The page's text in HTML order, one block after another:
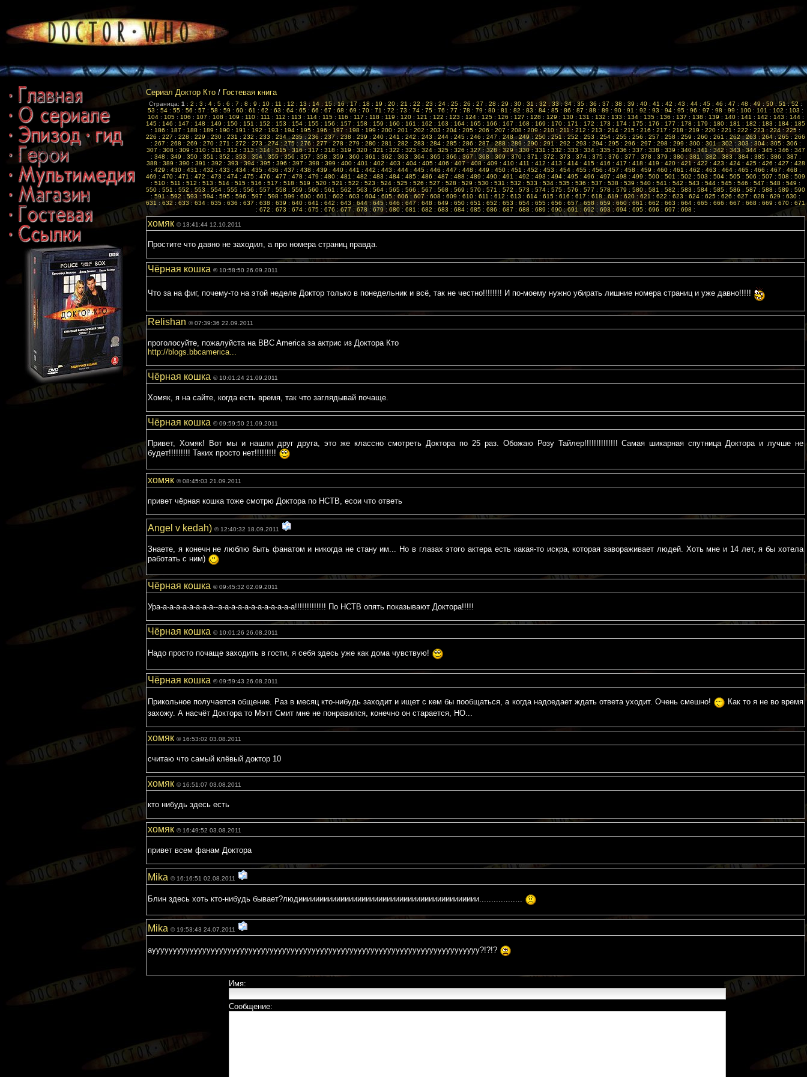
Сериал Доктор Кто / Гостевая книга
Страница: 1 : 2 : 3 : 4 : 5 : 6 : 7 : 8 : 9 : 10 : 11 : 12 : 13 : 14 : 15 : 16 : 17 : 18 : 19 : 20 : 21 : 22 : 23 : 24 : 25 : 26 : 27 : 28 : 29 : 30 : 31 : 32 : 33 : 34 : 35 : 36 : 37 : 38 : 39 : 40 : 41 : 42 : 43 : 44 : 45 : 46 : 47 : 48 : 49 : 50 : 51 : 52 :
53 : 54 : 55 : 56 : 57 : 58 : 59 : 60 : 61 : 62 : 63 : 64 : 65 : 66 : 67 : 68 : 69 : 70 : 71 : 72 : 73 : 74 : 75 : 76 : 77 : 78 : 79 : 80 : 81 : 82 : 83 : 84 : 85 : 86 : 87 : 88 : 89 : 90 : 91 : 92 : 93 : 94 : 95 : 96 : 97 : 98 : 99 : 100 : 101 : 102 : 103 :
104: 105: 106 : 107 : 108 : 109 : 110: 111 : 112 : 113 : 114: 115: 116 : 117 : 118 : 119 : 120: 121 : 122 : 123 : 124: 125: 126 : 127 : 128 : 129 : 130: 131 : 132 : 133 : 134: 135: 136 : 137 : 138 : 139 : 140: 141 : 142 : 143 : 144:
145 : 146 : 147 : 148 : 149 : 150 : 151 : 152 : 153 : 154 : 155 : 156 : 157 : 158 : 159 : 160 : 161 : 162 : 163 : 164 : 165 : 166 : 167 : 168 : 169 : 170 : 171 : 172 : 173 : 174 : 175 : 176 : 177 : 178 : 179 : 180 : 181 : 182 : 183 : 184 : 185
: 186 : 187 : 188 : 189 : 190 : 191 : 192 : 193 : 194 : 195 : 196 : 197 : 198 : 199 : 200 : 201 : 202 : 203 : 204 : 205 : 206 : 207 : 208 : 209 : 210 : 211 : 212 : 213 : 214 : 215 : 216 : 217 : 218 : 219 : 220 : 221 : 222 : 223 : 224 : 225 :
226 : 227 : 228 : 229 : 230 : 231 : 232 : 233 : 234 :235 :236 : 237 : 238 : 239 : 240 : 241 : 242 : 243 : 244 : 245 : 246 : 247 : 248:249: 250 : 251 : 252 : 253 : 254 : 255 : 256 : 257 : 258 : 259 : 260 : 261 : 262:263 : 264 : 265 : 266
: 267 : 268 : 269 : 270: 271 : 272 : 273 : 274: 275: 276: 277: 278 : 279 : 280: 281 : 282 : 283 : 284: 285: 286 : 287 : 288 :289 :290: 291 : 292 : 293 : 294: 295: 296 : 297 : 298 : 299 : 300: 301 :302: 303: 304: 305 : 306 :
307 : 308 : 309 : 310: 311 : 312 : 313: 314: 315: 316: 317 : 318 : 319 : 320: 321 : 322 : 323 : 324: 325: 326 : 327 :328 : 329 : 330: 331 : 332 : 333 : 334: 335: 336 : 337 : 338 : 339 : 340:341: 342 : 343 : 344: 345: 346 : 347
: 348 : 349 : 350: 351 : 352 : 353 : 354: 355:356 : 357 : 358 : 359 : 360: 361 : 362 : 363 : 364: 365: 366 : 367 : 368 : 369: 370: 371 : 372 : 373 : 374: 375: 376 : 377 : 378 : 379 : 380: 381 : 382 : 383 : 384: 385: 386 : 387 :
388 : 389 : 390: 391 : 392 : 393 : 394: 395 : 396 : 397 : 398 : 399 : 400: 401 : 402 : 403 : 404: 405: 406 : 407: 408 : 409 : 410: 411 : 412 : 413 : 414: 415: 416 : 417 : 418 : 419 : 420: 421 : 422 : 423 : 424: 425: 426 : 427 : 428
: 429 : 430: 431 : 432 : 433 : 434: 435: 436 : 437 : 438 : 439 : 440: 441 : 442 : 443 : 444: 445: 446 : 447 : 448 : 449 : 450: 451 : 452 : 453 : 454: 455: 456 : 457 : 458 : 459 : 460: 461 : 462 : 463 : 464: 465: 466 : 467 : 468 :
469 : 470 : 471 : 472 : 473 : 474 : 475 : 476 : 477 : 478 : 479 : 480 : 481 : 482 : 483 : 484 : 485 : 486 : 487 : 488 : 489 : 490 : 491 : 492 : 493 : 494 : 495 : 496 : 497 : 498 : 499 : 500 : 501 : 502 : 503 : 504 : 505 : 506 : 507 : 508 : 509
: 510 : 511 : 512 : 513 : 514 : 515 : 516 : 517 : 518 : 519 : 520 : 521 : 522 : 523 : 524 : 525 : 526 : 527 : 528 : 529 : 530 : 531 : 532 : 533 : 534 : 535 : 536 : 537 : 538 : 539 : 540 : 541 : 542 : 543 : 544 : 545 : 546 : 547 : 548 : 549 :
550 : 551 : 552 : 553 : 554 : 555 : 556 : 557 : 558 : 559 : 560 : 561 : 562 : 563 : 564 : 565 : 566 : 567 : 568 : 569 : 570 : 571 : 572 : 573 : 574 : 575 : 576 : 577 : 578 : 579 : 580 : 581 : 582 : 583 : 584 : 585 : 586 : 587 : 588 : 589 : 590
: 591 : 592 : 593 : 594 : 595 : 596 : 597 : 598 : 599 : 600 : 601 : 602 : 603 : 604 : 605 : 606 : 607 : 608 : 609 : 610 : 611 : 612 : 613 : 614 : 615 : 616 : 617 : 618 : 619 : 620 : 621 : 622 : 623 : 624 : 625 : 626 : 627 : 628 : 629 : 630 :
631 : 632 : 633 : 634 : 635 : 636 : 637 : 638 : 639 : 640 : 641 : 642 : 643 : 644 : 645 : 646 : 647 : 648 : 649 : 650 : 651 : 652 : 653 : 654 : 655 : 656 : 657 : 658 : 659 : 660 : 661 : 662 : 663 : 664 : 665 : 666 : 667 : 668 : 669 : 670 : 671
: 672 : 673 : 674 : 675 : 676 : 677 : 678 : 679 : 680 : 681 : 682 : 683 : 684 : 685 : 686 : 687 : 688 : 689 : 690 :691 : 692 : 693 : 694 : 695 : 696 : 697 : 698 :
хомяк © 13:41:44 12.10.2011
Простите что давно не заходил, а про номера страниц правда.
Чёрная кошка © 10:58:50 26.09.2011
Что за на фиг, почему-то на этой неделе Доктор только в понедельник и всё, так не честно!!!!!!!! И по-моему нужно убирать лишние номера страниц и уже давно!!!!!
Relishan © 07:39:36 22.09.2011
проголосуйте, пожалуйста на BBC America за актрис из Доктора Кто
http://blogs.bbcamerica...
Чёрная кошка © 10:01:24 21.09.2011
Хомяк, я на сайте, когда есть время, так что заглядывай почаще.
Чёрная кошка © 09:59:50 21.09.2011
Привет, Хомяк! Вот мы и нашли друг друга, это же классно смотреть Доктора по 25 раз. Обожаю Розу Тайлер!!!!!!!!!!!!!! Самая шикарная спутница Доктора и лучше не
будет!!!!!!!!! Таких просто нет!!!!!!!!!
хомяк © 08:45:03 21.09.2011
привет чёрная кошка тоже смотрю Доктора по НСТВ, есои что ответь
Angel v kedah) © 12:40:32 18.09.2011
Знаете, я конечн не люблю быть фанатом и никогда не стану им... Но в глазах этого актера есть какая-то искра, которая завораживает людей. Хоть мне и 14 лет, я бы хотела
работать с ним)
Чёрная кошка © 09:45:32 02.09.2011
Ура-а-а-а-а-а-а-а-а--а-а-а-а-а-а-а-а-а-а-а-а!!!!!!!!!!!!! По НСТВ опять показывают Доктора!!!!!
Чёрная кошка © 10:01:26 26.08.2011
Надо просто почаще заходить в гости, я себя здесь уже как дома чувствую!
Чёрная кошка © 09:59:43 26.08.2011
Прикольное получается общение. Раз в месяц кто-нибудь заходит и ищет с кем бы пообщаться, а когда надоедает ждать ответа уходит. Очень смешно!
Как то я не во время
захожу. А насчёт Доктора то Мэтт Смит мне не понравился, конечно он старается, НО...
хомяк © 16:53:02 03.08.2011
считаю что самый клёвый доктор 10
хомяк © 16:51:07 03.08.2011
кто нибудь здесь есть
хомяк © 16:49:52 03.08.2011
привет всем фанам Доктора
Mika © 16:16:51 02.08.2011
Блин здесь хоть кто-нибудь бывает?людиииииииииииииииииииииииииииииииииииииииииии..................
Mika © 19:53:43 24.07.2011
ауууууууууууууууууууууууууууууууууууууууууууууууууууууууууууууууууууууууууууууу?!?!?
Имя:
Сообщение: